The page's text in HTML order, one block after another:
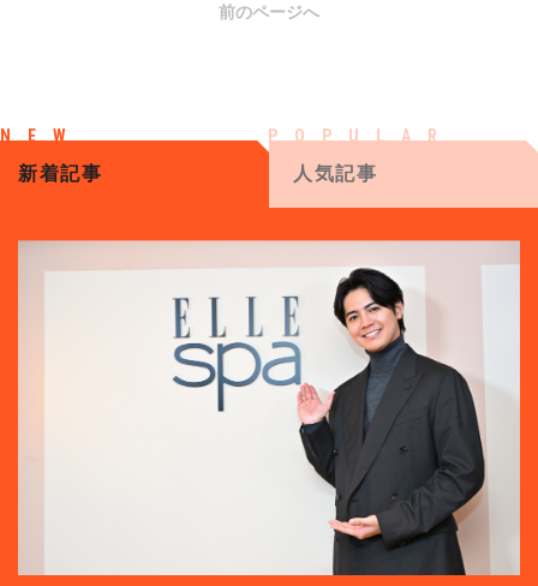
前のページへ
新着記事 人気記事